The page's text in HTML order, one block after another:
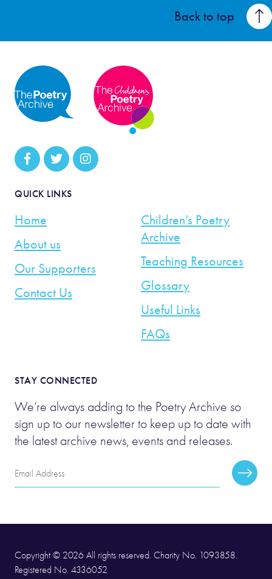
Back to top
QUICK LINKS
Home
About us
Our Supporters
Contact Us
Children’s Poetry
Archive
Teaching Resources
Glossary
Useful Links
FAQs
STAY CONNECTED
We’re always adding to the Poetry Archive so
sign up to our newsletter to keep up to date with
the latest archive news, events and releases.
Email
Address
Copyright © 2026 All rights reserved. Charity No. 1093858.
Registered No. 4336052